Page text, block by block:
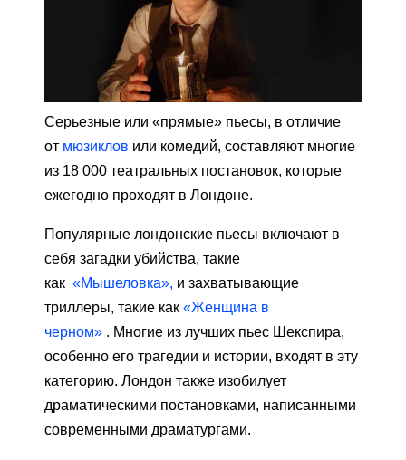
Серьезные или «прямые» пьесы, в отличие
от мюзиклов или комедий, составляют многие
из 18 000 театральных постановок, которые
ежегодно проходят в Лондоне.
Популярные лондонские пьесы включают в
себя загадки убийства, такие
как «Мышеловка», и захватывающие
триллеры, такие как «Женщина в
черном» . Многие из лучших пьес Шекспира,
особенно его трагедии и истории, входят в эту
категорию. Лондон также изобилует
драматическими постановками, написанными
современными драматургами.